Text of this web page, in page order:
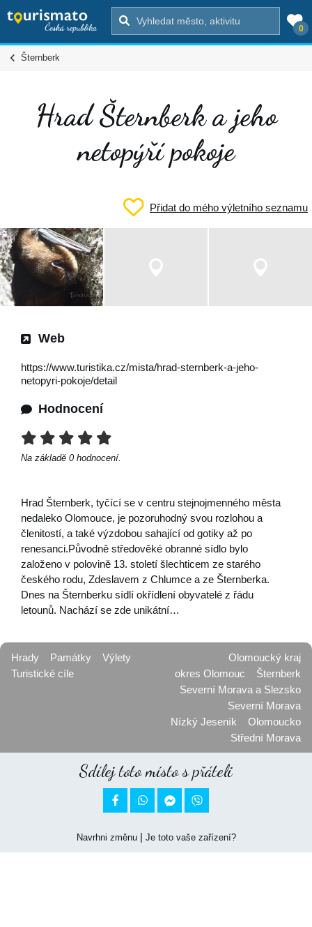
0
Šternberk
Hrad Šternberk a jeho
netopýří pokoje
Přidat do mého výletního seznamu
Web
https://www.turistika.cz/mista/hrad-sternberk-a-jeho-
netopyri-pokoje/detail
Hodnocení
Na základě 0 hodnocení.
Hrad Šternberk, tyčící se v centru stejnojmenného města
nedaleko Olomouce, je pozoruhodný svou rozlohou a
členitostí, a také výzdobou sahající od gotiky až po
renesanci.Původně středověké obranné sídlo bylo
založeno v polovině 13. století šlechticem ze starého
českého rodu, Zdeslavem z Chlumce a ze Šternberka.
Dnes na Šternberku sídlí okřídlení obyvatelé z řádu
letounů. Nachází se zde unikátní…
Hrady Památky
Výlety
Turistické cíle
Olomoucký kraj
okres Olomouc
Šternberk
Severní Morava a Slezsko
Severní Morava
Nízký Jeseník
Olomoucko
Střední Morava
Sdílej toto místo s přáteli
 
Navrhni změnu| Je toto vaše zařízení?